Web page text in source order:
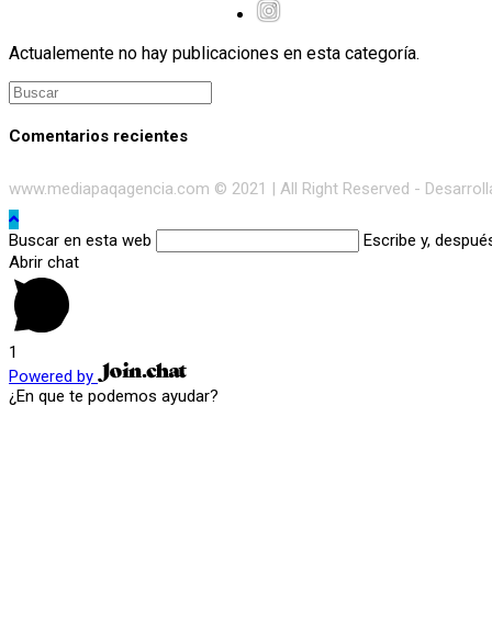
Actualemente no hay publicaciones en esta categoría.
Comentarios recientes
www.mediapaqagencia.com © 2021 | All Right Reserved -
Buscar en esta web
Escribe y,
Abrir chat
1
Powered by
¿En que te podemos ayudar?